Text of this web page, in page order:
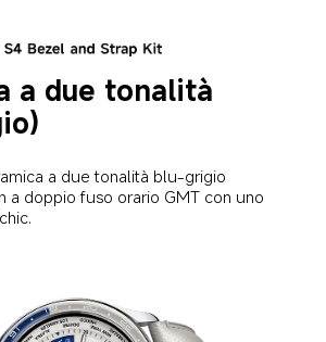
a due tonalità
a due tonalità blu-grigio
a doppio fuso orario GMT con uno